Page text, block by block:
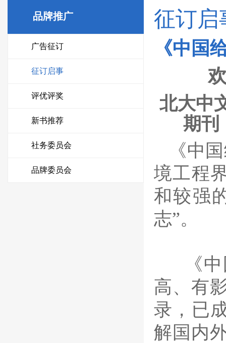
品牌推广
广告征订
征订启事
评优评奖
新书推荐
社务委员会
品牌委员会
征订启
《中国
北大中
期刊
《中
境工程
和较强
志”。
《
高、有
录，已
解国内